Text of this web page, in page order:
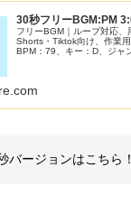
30秒フリーBGM:PM
フリーBGM｜ループ対応、
Shorts・Tiktok向け、作業
BPM：79、キー：D、ジャ
バージョンはこちら！